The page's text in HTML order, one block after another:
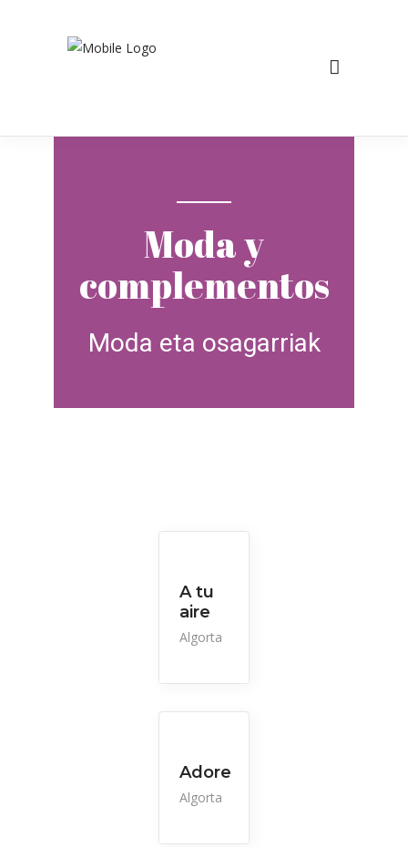
Moda y
complementos
Moda eta osagarriak
A tu
aire
Algorta
Adore
Algorta